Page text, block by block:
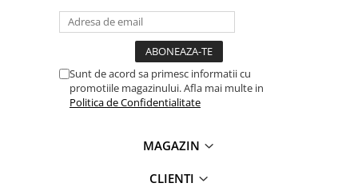
Sunt de acord sa primesc informatii cu
promotiile magazinului. Afla mai multe in
Politica de Confidentialitate
MAGAZIN
CLIENTI